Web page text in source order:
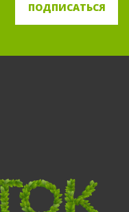
ПОДПИСАТЬСЯ